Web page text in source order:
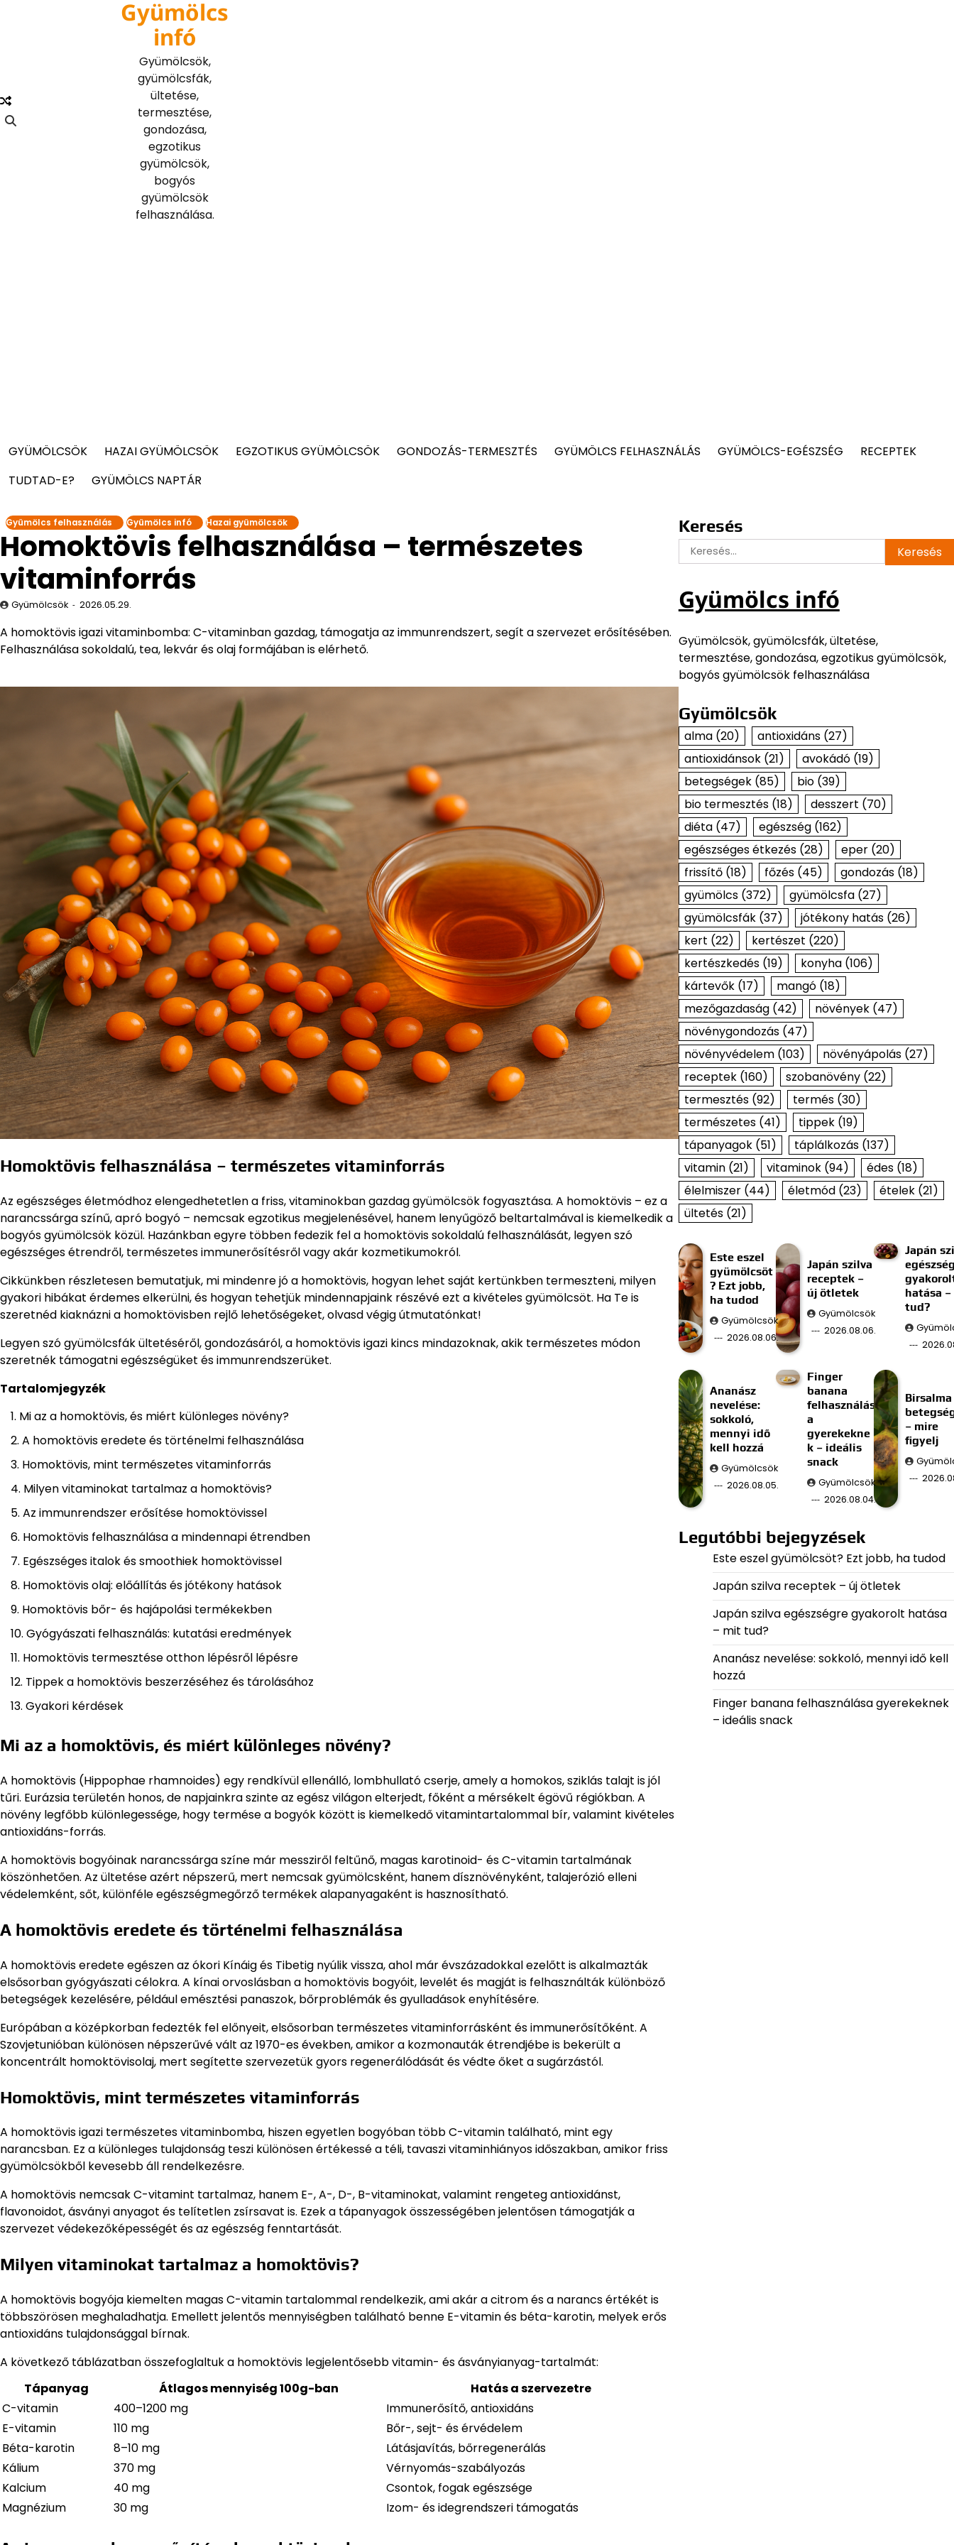
Gyümölcs
infó
Gyümölcsök,
gyümölcsfák,
ültetése,
termesztése,
gondozása,
egzotikus
gyümölcsök,
bogyós
gyümölcsök
felhasználása.
GYÜMÖLCSÖK HAZAI GYÜMÖLCSÖK EGZOTIKUS GYÜMÖLCSÖK GONDOZÁS-TERMESZTÉS GYÜMÖLCS FELHASZNÁLÁS GYÜMÖLCS-EGÉSZSÉG
RECEPTEK
TUDTAD-E?
GYÜMÖLCS NAPTÁR
Gyümölcs felhasználás Gyümölcs infó Hazai gyümölcsök
Homoktövis felhasználása – természetes
vitaminforrás
Gyümölcsök 2026.05.29.
A homoktövis igazi vitaminbomba: C-vitaminban gazdag, támogatja az immunrendszert, segít a szervezet erősítésében.
Felhasználása sokoldalú, tea, lekvár és olaj formájában is elérhető.
Homoktövis felhasználása – természetes vitaminforrás
Az egészséges életmódhoz elengedhetetlen a friss, vitaminokban gazdag gyümölcsök fogyasztása. A homoktövis – ez a
narancssárga színű, apró bogyó – nemcsak egzotikus megjelenésével, hanem lenyűgöző beltartalmával is kiemelkedik a
bogyós gyümölcsök közül. Hazánkban egyre többen fedezik fel a homoktövis sokoldalú felhasználását, legyen szó
egészséges étrendről, természetes immunerősítésről vagy akár kozmetikumokról.
Cikkünkben részletesen bemutatjuk, mi mindenre jó a homoktövis, hogyan lehet saját kertünkben termeszteni, milyen
gyakori hibákat érdemes elkerülni, és hogyan tehetjük mindennapjaink részévé ezt a kivételes gyümölcsöt. Ha Te is
szeretnéd kiaknázni a homoktövisben rejlő lehetőségeket, olvasd végig útmutatónkat!
Legyen szó gyümölcsfák ültetéséről, gondozásáról, a homoktövis igazi kincs mindazoknak, akik természetes módon
szeretnék támogatni egészségüket és immunrendszerüket.
Tartalomjegyzék
Mi az a homoktövis, és miért különleges növény?
A homoktövis eredete és történelmi felhasználása
Homoktövis, mint természetes vitaminforrás
Milyen vitaminokat tartalmaz a homoktövis?
Az immunrendszer erősítése homoktövissel
Homoktövis felhasználása a mindennapi étrendben
Egészséges italok és smoothiek homoktövissel
Homoktövis olaj: előállítás és jótékony hatások
Homoktövis bőr- és hajápolási termékekben
Gyógyászati felhasználás: kutatási eredmények
Homoktövis termesztése otthon lépésről lépésre
Tippek a homoktövis beszerzéséhez és tárolásához
Gyakori kérdések
Mi az a homoktövis, és miért különleges növény?
A homoktövis (Hippophae rhamnoides) egy rendkívül ellenálló, lombhullató cserje, amely a homokos, sziklás talajt is jól
tűri. Eurázsia területén honos, de napjainkra szinte az egész világon elterjedt, főként a mérsékelt égövű régiókban. A
növény legfőbb különlegessége, hogy termése a bogyók között is kiemelkedő vitamintartalommal bír, valamint kivételes
antioxidáns-forrás.
A homoktövis bogyóinak narancssárga színe már messziről feltűnő, magas karotinoid- és C-vitamin tartalmának
köszönhetően. Az ültetése azért népszerű, mert nemcsak gyümölcsként, hanem dísznövényként, talajerózió elleni
védelemként, sőt, különféle egészségmegőrző termékek alapanyagaként is hasznosítható.
A homoktövis eredete és történelmi felhasználása
A homoktövis eredete egészen az ókori Kínáig és Tibetig nyúlik vissza, ahol már évszázadokkal ezelőtt is alkalmazták
elsősorban gyógyászati célokra. A kínai orvoslásban a homoktövis bogyóit, levelét és magját is felhasználták különböző
betegségek kezelésére, például emésztési panaszok, bőrproblémák és gyulladások enyhítésére.
Európában a középkorban fedezték fel előnyeit, elsősorban természetes vitaminforrásként és immunerősítőként. A
Szovjetunióban különösen népszerűvé vált az 1970-es években, amikor a kozmonauták étrendjébe is bekerült a
koncentrált homoktövisolaj, mert segítette szervezetük gyors regenerálódását és védte őket a sugárzástól.
Homoktövis, mint természetes vitaminforrás
A homoktövis igazi természetes vitaminbomba, hiszen egyetlen bogyóban több C-vitamin található, mint egy
narancsban. Ez a különleges tulajdonság teszi különösen értékessé a téli, tavaszi vitaminhiányos időszakban, amikor friss
gyümölcsökből kevesebb áll rendelkezésre.
A homoktövis nemcsak C-vitamint tartalmaz, hanem E-, A-, D-, B-vitaminokat, valamint rengeteg antioxidánst,
flavonoidot, ásványi anyagot és telítetlen zsírsavat is. Ezek a tápanyagok összességében jelentősen támogatják a
szervezet védekezőképességét és az egészség fenntartását.
Milyen vitaminokat tartalmaz a homoktövis?
A homoktövis bogyója kiemelten magas C-vitamin tartalommal rendelkezik, ami akár a citrom és a narancs értékét is
többszörösen meghaladhatja. Emellett jelentős mennyiségben található benne E-vitamin és béta-karotin, melyek erős
antioxidáns tulajdonsággal bírnak.
A következő táblázatban összefoglaltuk a homoktövis legjelentősebb vitamin- és ásványianyag-tartalmát:
Tápanyag
Átlagos mennyiség 100g-ban
Hatás a szervezetre
C-vitamin
400–1200 mg
Immunerősítő, antioxidáns
E-vitamin
110 mg
Bőr-, sejt- és érvédelem
Béta-karotin
8–10 mg
Látásjavítás, bőrregenerálás
Kálium
370 mg
Vérnyomás-szabályozás
Kalcium
40 mg
Csontok, fogak egészsége
Magnézium
30 mg Izom- és idegrendszeri támogatás
Keresés
Keresés:
Gyümölcs infó
Gyümölcsök, gyümölcsfák, ültetése,
termesztése, gondozása, egzotikus gyümölcsök,
bogyós gyümölcsök felhasználása
Gyümölcsök
alma(20) antioxidáns(27)
antioxidánsok(21) avokádó(19)
betegségek(85) bio(39)
bio termesztés(18) desszert (70)
diéta(47) egészség(162)
egészséges étkezés(28) eper(20)
frissítő(18) főzés(45) gondozás(18)
gyümölcs(372) gyümölcsfa(27)
gyümölcsfák(37) jótékony hatás(26)
kert (22) kertészet (220)
kertészkedés(19) konyha(106)
kártevők(17) mangó(18)
mezőgazdaság(42) növények(47)
növénygondozás(47)
növényvédelem(103) növényápolás(27)
receptek(160) szobanövény(22)
termesztés(92) termés(30)
természetes(41) tippek(19)
tápanyagok(51) táplálkozás(137)
vitamin(21) vitaminok(94) édes(18)
élelmiszer(44) életmód(23) ételek(21)
ültetés(21)
Este eszel
gyümölcsöt
? Ezt jobb,
ha tudod
Gyümölcsök
2026.08.06.
Japán szilva
receptek –
új ötletek
Gyümölcsök
2026.08.06.
Japán
hatása
tud?
Ananász
nevelése:
sokkoló,
mennyi idő
kell hozzá
Gyümölcsök
2026.08.05.
Finger
banana
felhasználás
a
gyerekekne
k – ideális
snack
Gyümölcsök
2026.08.04.
Birsalma
– mire
figyelj
Legutóbbi bejegyzések
Este eszel gyümölcsöt? Ezt jobb, ha tudod
Japán szilva receptek – új ötletek
Japán szilva egészségre gyakorolt hatása
– mit tud?
Ananász nevelése: sokkoló, mennyi idő kell
hozzá
Finger banana felhasználása gyerekeknek
– ideális snack